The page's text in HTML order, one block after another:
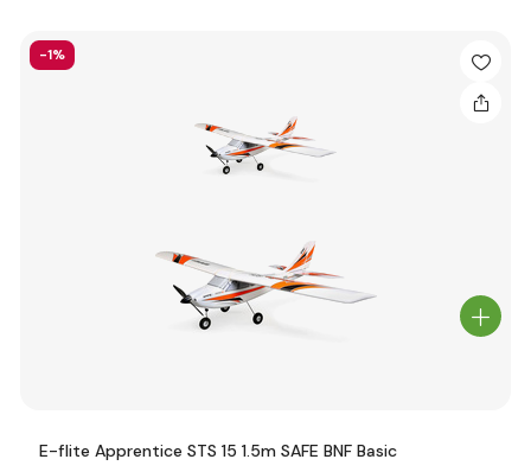
-1%
E-flite Apprentice STS 15 1.5m SAFE BNF Basic